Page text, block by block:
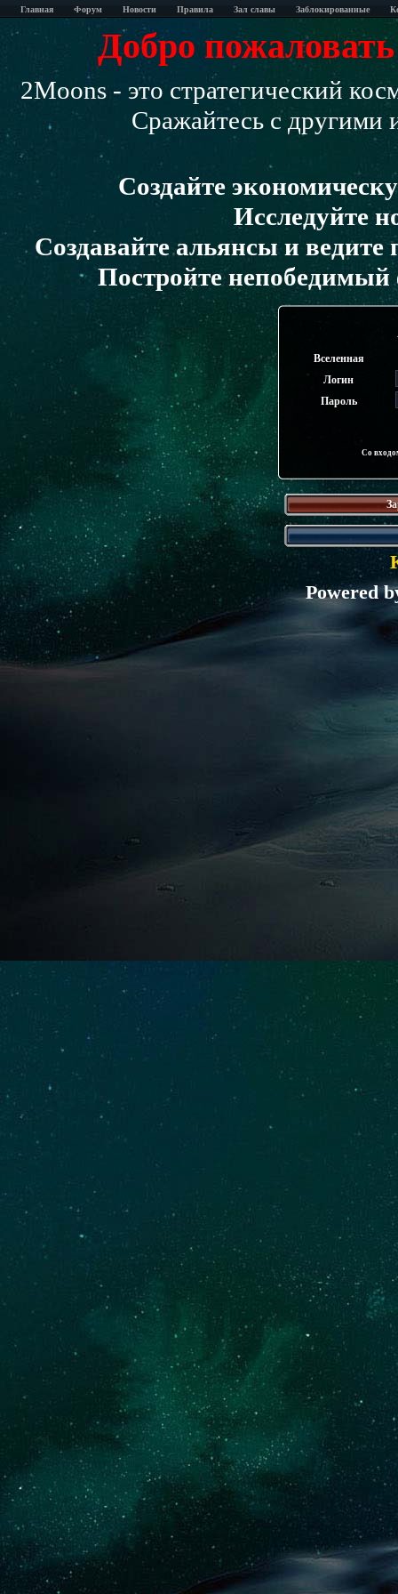
Главная Форум Новости Правила Зал славы Заблокированные
Добро
2Moons - это стратегический
Сражайтесь с другими
Создайте
Исследуйте
Создавайте альянсы и
Постройте
Вселенная
Логин
Пароль
Со
Powered